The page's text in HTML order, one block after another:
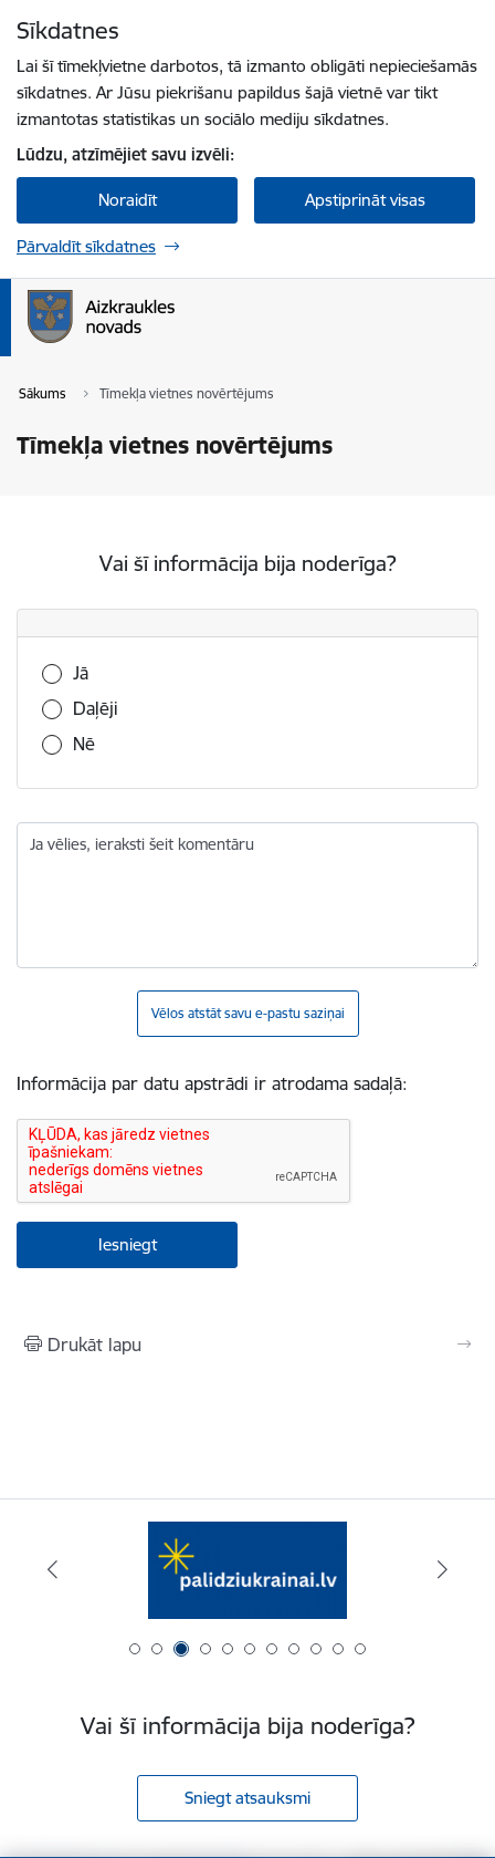
Sīkdatnes
Lai šī tīmekļvietne darbotos, tā izmanto obligāti nepieciešamās
sīkdatnes. Ar Jūsu piekrišanu papildus šajā vietnē var tikt
izmantotas statistikas un sociālo mediju sīkdatnes.
Lūdzu, atzīmējiet savu izvēli:
Noraidīt Apstiprināt visas
Pārvaldīt sīkdatnes
Sākums Tīmekļa vietnes novērtējums
Tīmekļa vietnes novērtējums
Vai šī informācija bija noderīga?
Vai šī informācija bija noderīga?
Jā
Daļēji
Nē
Ja vēlies, ieraksti šeit komentāru
Vēlos atstāt savu e-pastu saziņai
Informācija par datu apstrādi ir atrodama sadaļā:
Drukāt lapu
Vai šī informācija bija noderīga?
Sniegt atsauksmi